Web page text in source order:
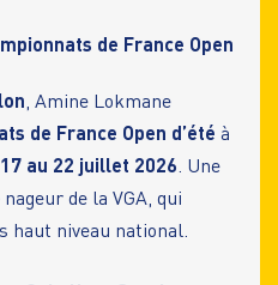
de France Open
, Amine Lokmane
de France Open d’été à
17 au 22 juillet 2026. Une
de la VGA, qui
haut niveau national.